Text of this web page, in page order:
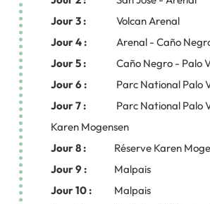
Jour 3 :
Volcan Arenal
Jour 4 :
Arenal - Caño
Jour 5 :
Caño Negro - Palo
Jour 6 :
Parc National Palo
Jour 7 :
Parc National Palo
Karen Mogensen
Jour 8 :
Réserve Karen
Jour 9 :
Malpais
Jour 10 :
Malpais